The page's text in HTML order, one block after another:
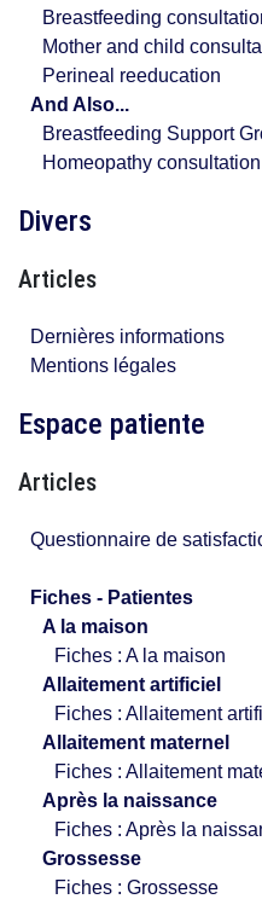
Breastfeeding
Mother and child
Perineal reeducation
And Also...
Breastfeeding Support
Homeopathy consultation
Divers
Articles
Dernières informations
Mentions légales
Espace patiente
Articles
Questionnaire de
Fiches - Patientes
A la maison
Fiches : A la maison
Allaitement artificiel
Fiches : Allaitement
Allaitement maternel
Fiches : Allaitement
Après la naissance
Fiches : Après la
Grossesse
Fiches : Grossesse